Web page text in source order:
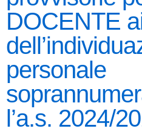
DOCENTE
personale
l’a.s. 2024/